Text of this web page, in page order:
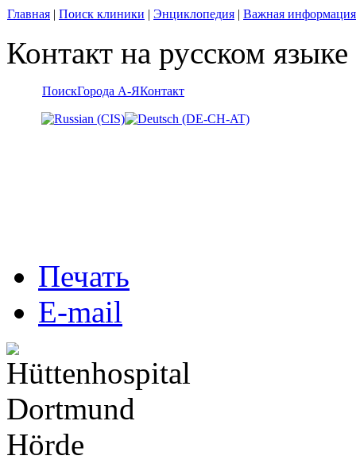
Главная | Поиск клиники | Энциклопедия | Важная информация
Контакт на русском
ПоискГорода А-ЯКонтакт
Печать
E-mail